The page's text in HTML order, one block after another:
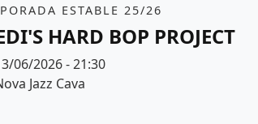
ESTABLE 25/26
HARD BOP PROJECT
06/2026 - 21:30
Jazz Cava